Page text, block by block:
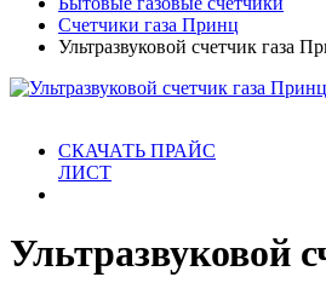
Счетчики газа Принц
Ультразвуковой счетчик газа
СКАЧАТЬ ПРАЙС
ЛИСТ
Ультразвуковой